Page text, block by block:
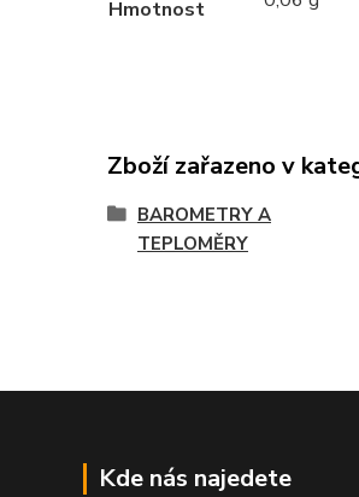
Hmotnost
Zboží zařazeno v
BAROMETRY A
TEPLOMĚRY
Kde nás najedete